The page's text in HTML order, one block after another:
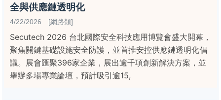
全與供應鏈透明化
4/22/2026 [網路類]
Secutech 2026 台北國際安全科技應用博覽會盛大開幕，
聚焦關鍵基礎設施安全防護，並首推安控供應鏈透明化倡
議。展會匯聚396家企業，展出逾千項創新解決方案，並
舉辦多場專業論壇，預計吸引逾15,